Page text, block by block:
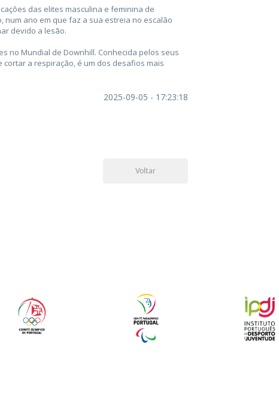
das elites masculina e feminina de
num ano em que faz a sua estreia no escalão
devido a lesão.
no Mundial de Downhill. Conhecida pelos seus
a respiração, é um dos desafios mais
2025-09-05 - 17:23:18
Voltar